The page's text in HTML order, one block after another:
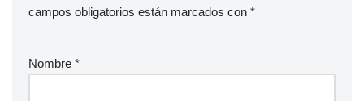
campos obligatorios están marcados con *
Nombre *